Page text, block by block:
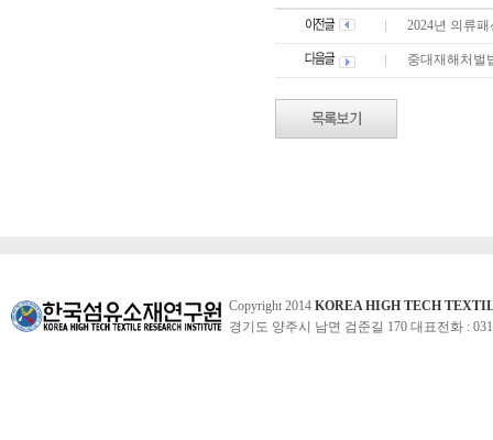
2024년 의류
중대재해처벌
Copyright 2014 KOREA HIGH TECH
경기도 양주시 남면 검준길 170 대표전화 :